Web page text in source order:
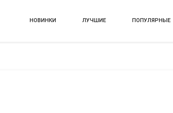
НОВИНКИ ЛУЧШИЕ ПОПУЛЯРНЫЕ